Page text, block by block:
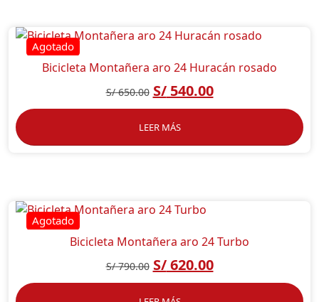
Bicicleta Montañera aro 24 Huracán rosado
S/650.00 S/540.00
LEER MÁS
Bicicleta Montañera aro 24 Turbo
S/790.00 S/620.00